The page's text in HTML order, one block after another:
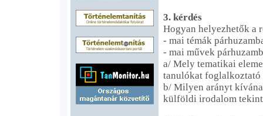
3. kérdés
Hogyan helyezhetők a
- mai témák
- mai művek
a/ Mely tematikai
tanulókat foglalkoztató
b/ Milyen arányt
külföldi irodalom